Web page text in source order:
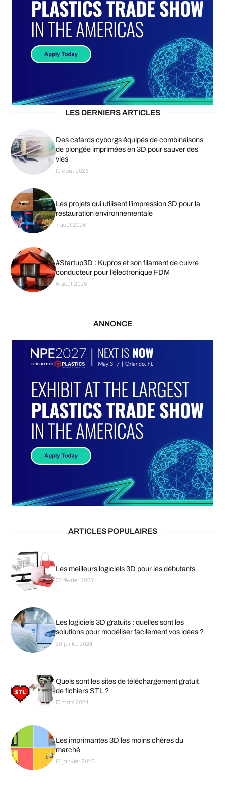
LES DERNIERS ARTICLES
Des cafards cyborgs équipés de combinaisons
de plongée imprimées en 3D pour sauver des
vies
10 août 2026
Les projets qui utilisent l’impression 3D pour la
restauration environnementale
7 août 2026
#Startup3D : Kupros et son filament de cuivre
conducteur pour l’électronique FDM
6 août 2026
ANNONCE
ARTICLES POPULAIRES
Les meilleurs logiciels 3D pour les débutants
23 février 2023
Les logiciels 3D gratuits : quelles sont les
solutions pour modéliser facilement vos idées ?
30 juillet 2024
Quels sont les sites de téléchargement gratuit
de fichiers STL ?
17 mars 2024
Les imprimantes 3D les moins chères du
marché
16 janvier 2025